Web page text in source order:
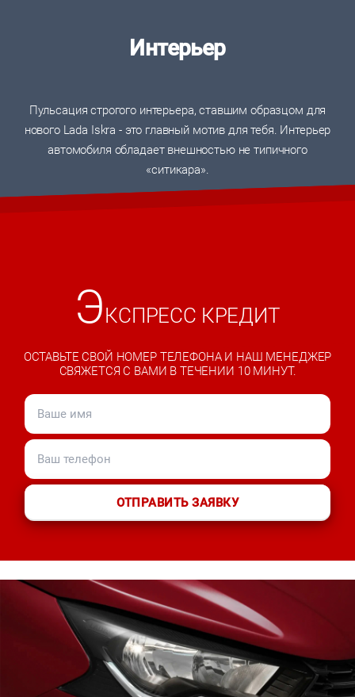
Интерьер
Пульсация строгого интерьера, ставшим образцом для
нового Lada Iskra - это главный мотив для тебя. Интерьер
автомобиля обладает внешностью не типичного
«ситикара».
ЭКСПРЕСС КРЕДИТ
ОСТАВЬТЕ СВОЙ НОМЕР ТЕЛЕФОНА И НАШ МЕНЕДЖЕР
СВЯЖЕТСЯ С ВАМИ В ТЕЧЕНИИ 10 МИНУТ.